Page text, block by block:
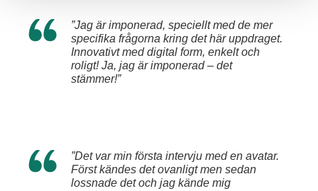
”Jag är imponerad, speciellt med de mer
specifika frågorna kring det här uppdraget.
Innovativt med digital form, enkelt och
roligt! Ja, jag är imponerad – det
stämmer!”
”Det var min första intervju med en avatar.
Först kändes det ovanligt men sedan
lossnade det och jag kände mig